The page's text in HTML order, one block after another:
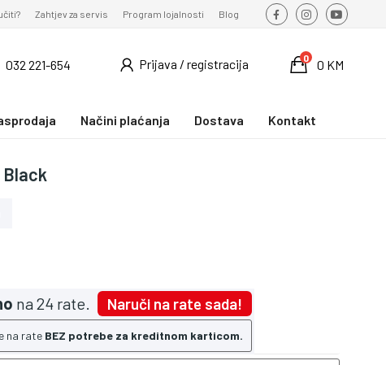
Zahtjev za servis Program lojalnosti Blog
032 221-654 Prijava / registracija 0 KM
0
Načini plaćanja Dostava Kontakt
Black
na 24 rate. Naruči na rate sada!
na rate BEZ potrebe za kreditnom karticom.